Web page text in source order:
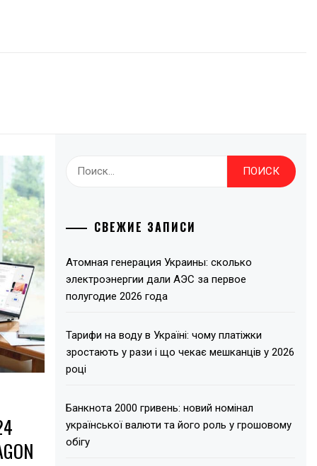
Найти:
СВЕЖИЕ ЗАПИСИ
Атомная генерация Украины: сколько
электроэнергии дали АЭС за первое
полугодие 2026 года
Тарифи на воду в Україні: чому платіжки
зростають у рази і що чекає мешканців у 2026
році
Банкнота 2000 гривень: новий номінал
української валюти та його роль у грошовому
обігу